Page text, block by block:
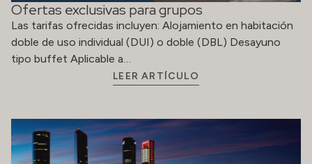
Ofertas exclusivas para grupos
Las tarifas ofrecidas incluyen: Alojamiento en habitación
doble de uso individual (DUI) o doble (DBL) Desayuno
tipo buffet Aplicable a…
LEER ARTÍCULO